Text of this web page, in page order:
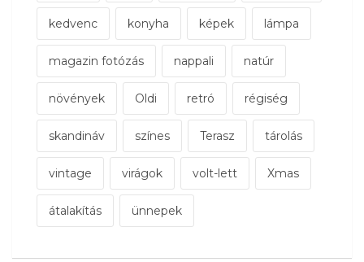
kedvenc konyha képek lámpa
magazin fotózás nappali natúr
növények Oldi retró régiség
skandináv színes Terasz tárolás
vintage virágok volt-lett Xmas
átalakítás ünnepek